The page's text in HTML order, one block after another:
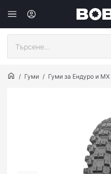
Гуми Гуми за Ендуро и МХ